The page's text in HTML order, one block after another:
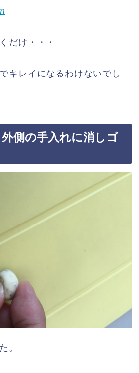
だけ・・・
キレイになるわけないでし
側の手入れに消しゴ
。